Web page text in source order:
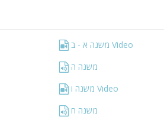
משנה א - ב Video
משנה ה
משנה ו Video
משנה ח